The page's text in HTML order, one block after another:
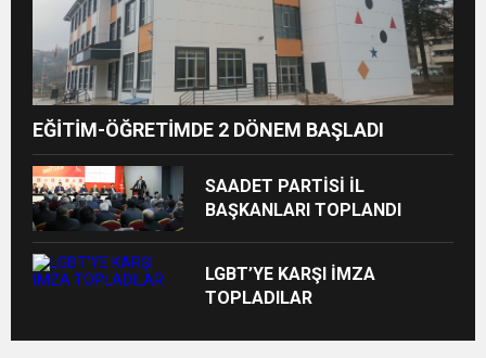
EĞİTİM-ÖĞRETİMDE 2 DÖNEM BAŞLADI
SAADET PARTİSİ İL
BAŞKANLARI TOPLANDI
LGBT’YE KARŞI İMZA
TOPLADILAR